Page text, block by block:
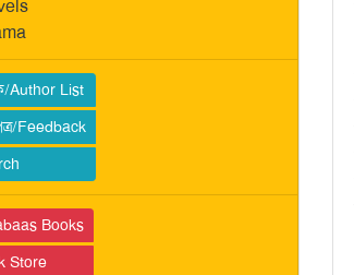
Author List
Feedback
Books
Store